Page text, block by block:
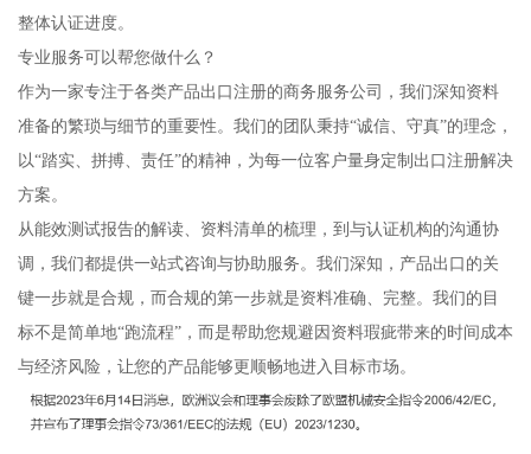
整体认证进度。
专业服务可以帮您做什么？
作为一家专注于各类产品出口注册的商务服务公司，我们深知资料
准备的繁琐与细节的重要性。我们的团队秉持“诚信、守真”的理念，
以“踏实、拼搏、责任”的精神，为每一位客户量身定制出口注册解决
方案。
从能效测试报告的解读、资料清单的梳理，到与认证机构的沟通协
调，我们都提供一站式咨询与协助服务。我们深知，产品出口的关
键一步就是合规，而合规的第一步就是资料准确、完整。我们的目
标不是简单地“跑流程”，而是帮助您规避因资料瑕疵带来的时间成本
与经济风险，让您的产品能够更顺畅地进入目标市场。